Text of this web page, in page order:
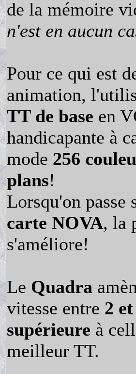
de la mémoire
n'est en aucun
Pour ce qui est
animation,
TT de base en
handicapante à
mode 256
plans!
Lorsqu'on passe
carte NOVA, la
s'améliore!
Le Quadra
vitesse entre 2
supérieure à
meilleur TT.